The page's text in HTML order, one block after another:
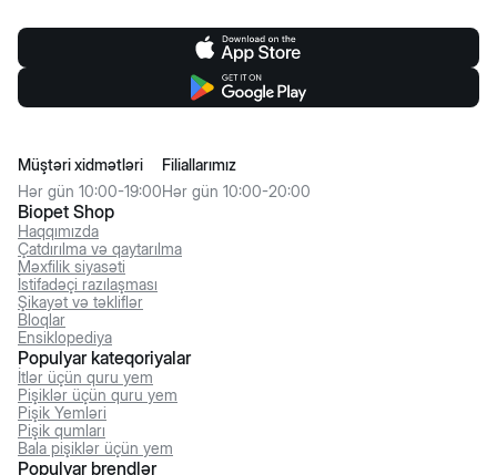
Biopet Shop
Haqqımızda
Çatdırılma və qaytarılma
Məxfilik siyasəti
İstifadəçi razılaşması
Şikayət və təkliflər
Bloqlar
Ensiklopediya
Müştəri xidmətləri
Hər gün 10:00-19:00
Filiallarımız
Hər gün 10:00-20:00
Populyar kateqoriyalar
İtlər üçün quru yem
Pişiklər üçün quru yem
Pişik Yemləri
Pişik qumları
Bala pişiklər üçün yem
Populyar brendlər